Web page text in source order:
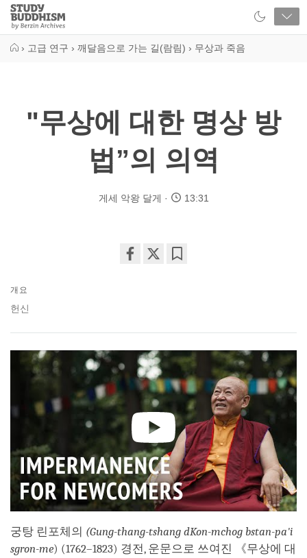
Close
Study
Buddhism
› 고급 연구 › 깨달음으로 가는 길(람림) › 무상과 죽음
"무상에 대한 명상 방
법”의 의역
게세 악왕 달게 13:31
개요
헌신
궁탕 린포체의 (Gung-thang-tshang dKon-mchog bstan-pa'i
sgron-me) (1762–1823) 경전, 운문으로 쓰여진 《무상에 대